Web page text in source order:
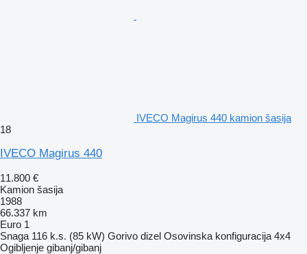
IVECO Magirus 440 kamion šasija
18
IVECO Magirus 440
11.800 €
Kamion šasija
1988
66.337 km
Euro 1
Snaga 116 k.s. (85 kW) Gorivo dizel Osovinska konfiguracija 4x4
Ogibljenje gibanj/gibanj